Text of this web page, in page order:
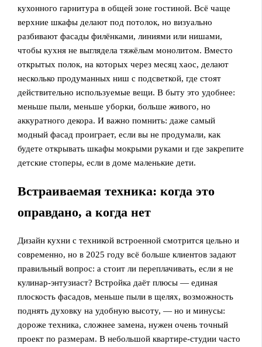
кухонного гарнитура в общей зоне гостиной. Всё чаще
верхние шкафы делают под потолок, но визуально
разбивают фасады филёнками, линиями или нишами,
чтобы кухня не выглядела тяжёлым монолитом. Вместо
открытых полок, на которых через месяц хаос, делают
несколько продуманных ниш с подсветкой, где стоят
действительно используемые вещи. В быту это удобнее:
меньше пыли, меньше уборки, больше живого, но
аккуратного декора. И важно помнить: даже самый
модный фасад проиграет, если вы не продумали, как
будете открывать шкафы мокрыми руками и где закрепите
детские стоперы, если в доме маленькие дети.
Встраиваемая техника: когда это
оправдано, а когда нет
Дизайн кухни с техникой встроенной смотрится цельно и
современно, но в 2025 году всё больше клиентов задают
правильный вопрос: а стоит ли переплачивать, если я не
кулинар‑энтузиаст? Встройка даёт плюсы — единая
плоскость фасадов, меньше пыли в щелях, возможность
поднять духовку на удобную высоту, — но и минусы:
дороже техника, сложнее замена, нужен очень точный
проект по размерам. В небольшой квартире-студии часто